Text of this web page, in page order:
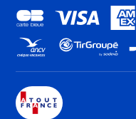
Lavachet
Dernière